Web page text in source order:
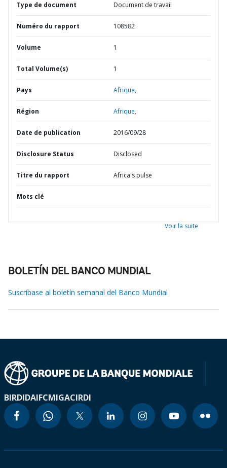
Type de document Document de travail
Numéro du rapport 108582
Volume 1
Total Volume(s) 1
Pays Afrique,
Région Afrique,
Date de publication 2016/09/28
Disclosure Status Disclosed
Titre du rapport Africa's pulse
Mots clé
Voir la suite
BOLETÍN DEL BANCO MUNDIAL
Suscríbase al boletín semanal del Banco Mundial
BIRDIDAIFCMIGACIRDI